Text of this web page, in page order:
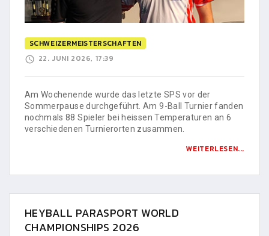
SCHWEIZERMEISTERSCHAFTEN
22. JUNI 2026, 17:39
Am Wochenende wurde das letzte SPS vor der
Sommerpause durchgeführt. Am 9-Ball Turnier fanden
nochmals 88 Spieler bei heissen Temperaturen an 6
verschiedenen Turnierorten zusammen.
WEITERLESEN...
HEYBALL PARASPORT WORLD
CHAMPIONSHIPS 2026